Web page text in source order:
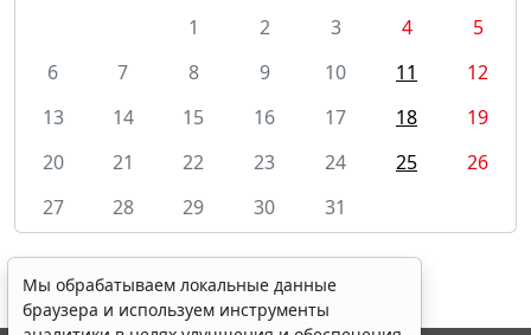
1
2 3 4
5
6
7 8 9 10 11
12
13
14 15 16 17 18
19
20
21 22 23 24 25
26
27
28 29 30 31
Мы обрабатываем локальные данные
браузера и используем инструменты